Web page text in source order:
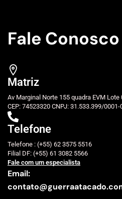
Fale Conosco
Matriz
Av Marginal Norte 155 quadra EVM
CEP: 74523320 CNPJ: 31.533.399/0001-
Telefone
Telefone : (+55) 62 3575 5516
Filial DF: (+55) 61 3082 5566
Fale com um especialista
Email: